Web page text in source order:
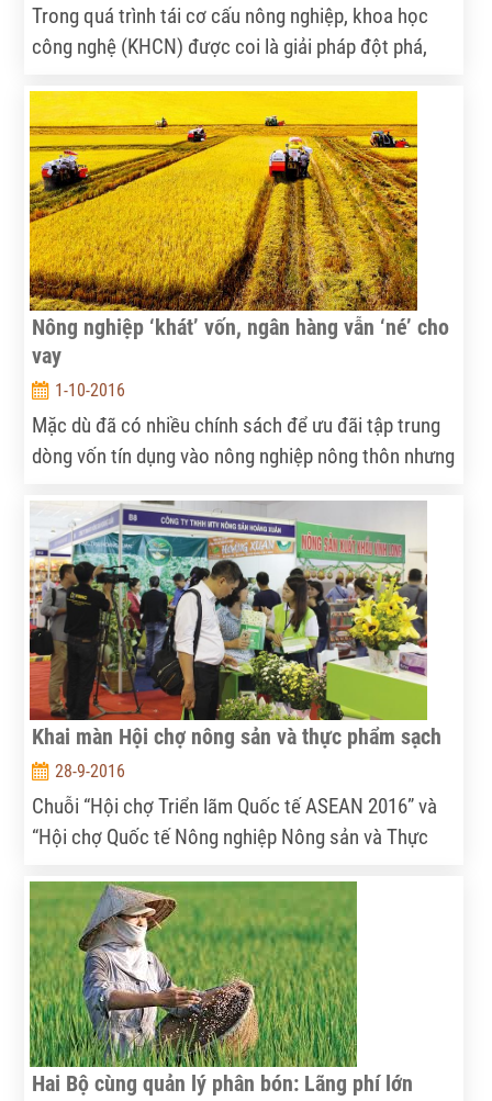
Trong quá trình tái cơ cấu nông nghiệp, khoa học
công nghệ (KHCN) được coi là giải pháp đột phá,
lượng các loại cây trồng - vật nuôi. Nhưng rất tiếc,
việc đầu tư áp dụng KHCN trong nông nghiệp hiện
còn nhiều hạn chế.
Nông nghiệp ‘khát’ vốn, ngân hàng vẫn ‘né’ cho
vay
1-10-2016
Mặc dù đã có nhiều chính sách để ưu đãi tập trung
dòng vốn tín dụng vào nông nghiệp nông thôn nhưng
Khai màn Hội chợ nông sản và thực phẩm sạch
28-9-2016
Chuỗi “Hội chợ Triển lãm Quốc tế ASEAN 2016” và
“Hội chợ Quốc tế Nông nghiệp Nông sản và Thực
ngày 28/09 đến 02/10 tại Nhà thi đấu TDTT Phú Thọ
(số 1 - Lữ Gia, phường 15, quận 11, TP.HCM).
Hai Bộ cùng quản lý phân bón: Lãng phí lớn